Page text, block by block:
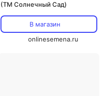
(ТМ Солнечный Сад)
В магазин
onlinesemena.ru